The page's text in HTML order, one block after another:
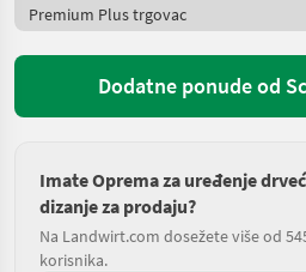
Premium Plus trgovac
Dodatne ponude od
Imate Oprema za uređenje
dizanje za prodaju?
Na Landwirt.com dosežete više od
korisnika.